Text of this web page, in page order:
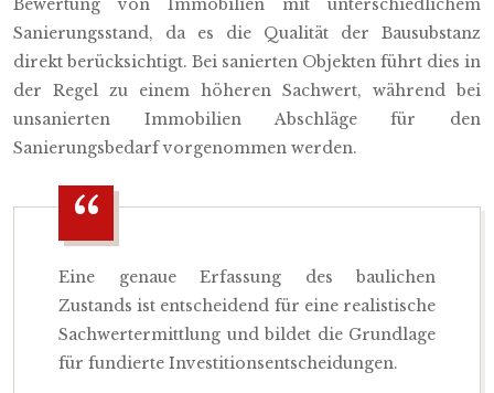
Bewertung von Immobilien mit unterschiedlichem
Sanierungsstand, da es die Qualität der Bausubstanz
direkt berücksichtigt. Bei sanierten Objekten führt dies in
der Regel zu einem höheren Sachwert, während bei
unsanierten Immobilien Abschläge für den
Sanierungsbedarf vorgenommen werden.
Eine genaue Erfassung des baulichen
Zustands ist entscheidend für eine realistische
Sachwertermittlung und bildet die Grundlage
für fundierte Investitionsentscheidungen.